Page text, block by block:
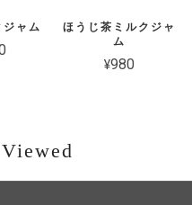
ャム
ほうじ茶ミルクジャ
ム
¥980